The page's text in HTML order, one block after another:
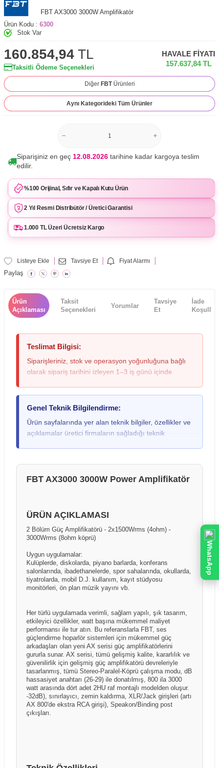
FBT AX3000 3000W Amplifikatör
Ürün Kodu : 6300
Stok Var
160.854,94 TL
Taksitli Ödeme Seçenekleri
HAVALE FIYATI
157.637,84TL
Diğer FBT Ürünleri
Aynı Kategorideki Tüm Ürünler
Siparişiniz en geç 12.08.2026 tarihine kadar kargoya teslim
edilir.
%100 Orijinal, Sıfır ve Kapalı Kutu Ürün
2 Yıl Resmi Distribütör / Üretici Garantisi
1.000 TL Üzeri Ücretsiz Kargo
Listeye Ekle Tavsiye Et Fiyat Alarmı
Paylaş
Ürün
Açıklaması
Taksit
Seçenekleri
Yorumlar
Tavsiye
Et
İade
Koşulları
Teslimat Bilgisi:
Siparişleriniz, stok ve operasyon yoğunluğuna bağlı
olarak sipariş tarihini izleyen 1–3 iş günü içinde
değişebileceğinden lütfen siparişinizi oluştururken bu
durumu göz önünde bulundurunuz. Teslimat sırasında
fiziksel bir hasar fark ederseniz ya da gitar, keman,
davul gibi yüksek hassasiyete sahip ürünlerde dış
kutuda hasar olmasa bile darbe kaynaklı iç hasar
edilmesi durumunda, teslimat öncesinde kargo
hasarlarda kargo firması nezdinde tazmin süreci
hasarın taşıma aşamasında oluştuğu ispatlanamadığı
edilememektedir.
Genel Teknik Bilgilendirme:
Ürün sayfalarında yer alan teknik bilgiler, özellikler ve
açıklamalar üretici firmaların sağladığı teknik
sonuçları; kullanım şekli, kurulum ortamı, elektrik
altyapısı, kullanılan diğer ekipmanlar ve çevresel
Kutu içeriği ve ürünle birlikte sunulan aksesuarlar
üretici firma ve dağıtım politikalarına bağlı olarak ülke,
bölge veya parti bazında farklılık gösterebilir. Ürün
sayfalarında yer alan görseller temsilî amaçlı olabilir
ve gerçek ürün, kutu içeriği veya renk tonları
görsellerden farklılık gösterebilir.
FBT AX3000 3000W Power Amplifikatör
ÜRÜN AÇIKLAMASI
2 Bölüm Güç Amplifikatörü - 2x1500Wrms (4ohm) -
3000Wrms (8ohm köprü)
Uygun uygulamalar:
Kulüplerde, diskolarda, piyano barlarda, konferans
salonlarında, ibadethanelerde, spor sahalarında, okullarda,
tiyatrolarda, mobil D.J. kullanım, kayıt stüdyosu
monitörleri, ön plan müzik yayını vb.
Her türlü uygulamada verimli, sağlam yapılı, şık tasarım,
etkileyici özellikler, watt başına mükemmel maliyet
performansı ile tur atın. Bu referanslarla FBT, ses
güçlendirme hoparlör sistemleri için mükemmel güç
arkadaşları olan yeni AX serisi güç amplifikatörlerini
gururla sunar. AX serisi, tümü gelişmiş kalite, kararlılık ve
güvenilirlik için gelişmiş güç amplifikatörü devreleriyle
tasarlanmış, tümü Stereo-Paralel-Köprü çalışma modu, dB
hassasiyet anahtarı (26-29) ile donatılmış, 800 ila 3000
watt arasında dört adet 2HU raf montajlı modelden oluşur.
-32dB), sınırlayıcı, zemin kaldırma, XLR/Jack girişleri (artı
AX 800'de ekstra RCA girişi), Speakon/Binding post
çıkışları.
WhatsApp